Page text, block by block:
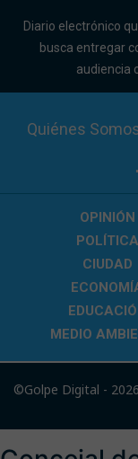
Diario electrónico
busca entregar
audiencia
Quiénes
OPINIÓN
POLÍTICA
CIUDAD
MEDIO
©Golpe Digital - 2026